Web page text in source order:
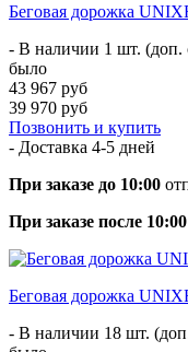
Беговая дорожка
- В наличии 1 шт. (доп.
было
43 967 руб
39 970 руб
Позвонить и купить
- Доставка 4-5 дней
При заказе до 10:00
При заказе после 10:00
Беговая дорожка
- В наличии 18 шт.